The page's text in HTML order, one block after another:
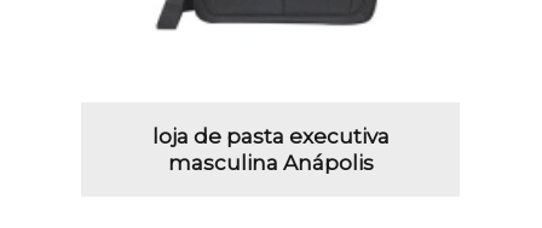
loja de pasta executiva
masculina Anápolis